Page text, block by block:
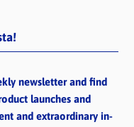
newsletter and find
launches and
and extraordinary in-